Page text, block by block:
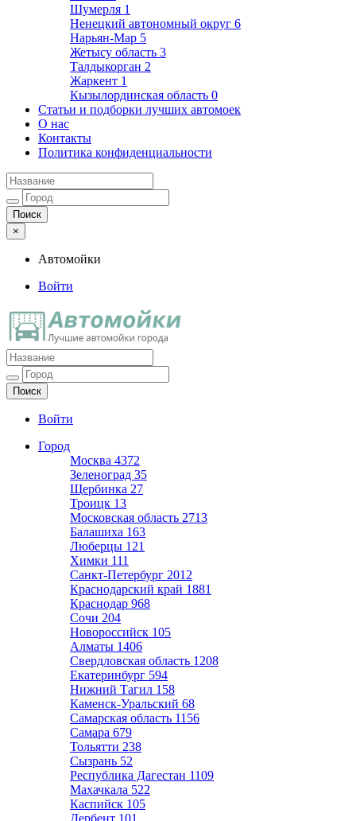
Шумерля 1
Ненецкий автономный округ 6
Нарьян-Мар 5
Жетысу область 3
Талдыкорган 2
Жаркент 1
Кызылординская область 0
Статьи и подборки лучших автомоек
О нас
Контакты
Политика конфиденциальности
×
Автомойки
Войти
Автомойки
Ещё один сайт на WordPress
Войти
Город
Москва 4372
Зеленоград 35
Щербинка 27
Троицк 13
Московская область 2713
Балашиха 163
Люберцы 121
Химки 111
Санкт-Петербург 2012
Краснодарский край 1881
Краснодар 968
Сочи 204
Новороссийск 105
Алматы 1406
Свердловская область 1208
Екатеринбург 594
Нижний Тагил 158
Каменск-Уральский 68
Самарская область 1156
Самара 679
Тольятти 238
Сызрань 52
Республика Дагестан 1109
Махачкала 522
Каспийск 105
Дербент 101